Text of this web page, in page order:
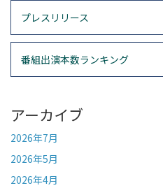
プレスリリース
番組出演本数ランキング
アーカイブ
2026年7月
2026年5月
2026年4月